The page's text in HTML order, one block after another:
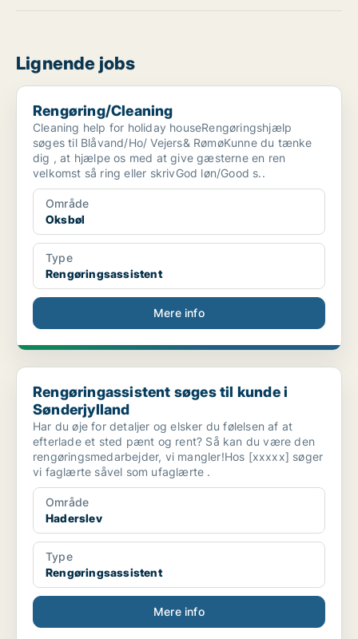
Lignende jobs
Rengøring/Cleaning
Rengøring/Cleaning
Cleaning help for holiday houseRengøringshjælp
søges til Blåvand/Ho/ Vejers& RømøKunne du tænke
dig , at hjælpe os med at give gæsterne en ren
velkomst så ring eller skrivGod løn/Good s..
Område
Oksbøl
Type
Rengøringsassistent
Mere info
Rengøringassistent søges til kunde i Sønderjylland
Rengøringassistent søges til kunde i
Sønderjylland
Har du øje for detaljer og elsker du følelsen af at
efterlade et sted pænt og rent? Så kan du være den
rengøringsmedarbejder, vi mangler!Hos [xxxxx] søger
vi faglærte såvel som ufaglærte .
Område
Haderslev
Type
Rengøringsassistent
Mere info